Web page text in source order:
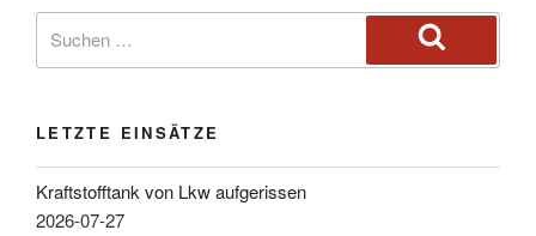
LETZTE EINSÄTZE
Kraftstofftank von Lkw aufgerissen
2026-07-27